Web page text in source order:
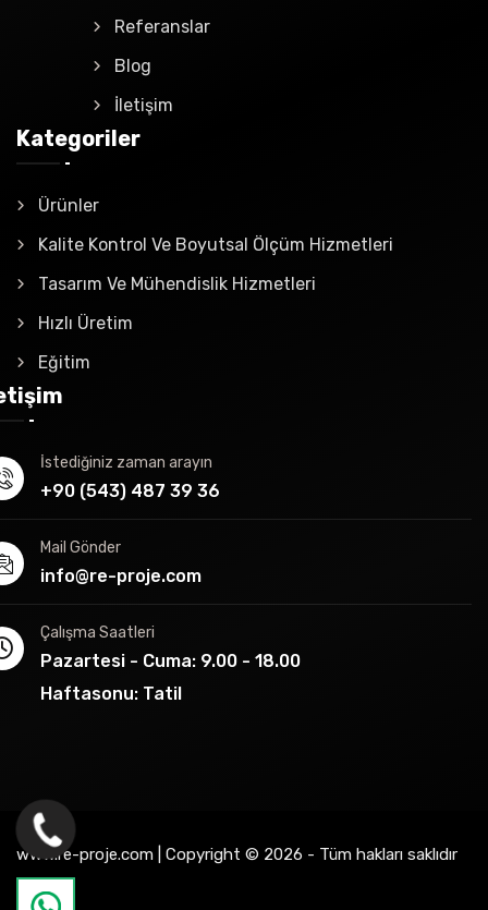
Referanslar
Blog
İletişim
Kategoriler
Ürünler
Kalite Kontrol Ve Boyutsal Ölçüm Hizmetleri
Tasarım Ve Mühendislik Hizmetleri
Hızlı Üretim
Eğitim
İstediğiniz zaman arayın
+90 (543) 487 39 36
Mail Gönder
info@re-proje.com
Çalışma Saatleri
Pazartesi - Cuma: 9.00 - 18.00
Haftasonu: Tatil
www.re-proje.com | Copyright © 2026 - Tüm hakları saklıdır